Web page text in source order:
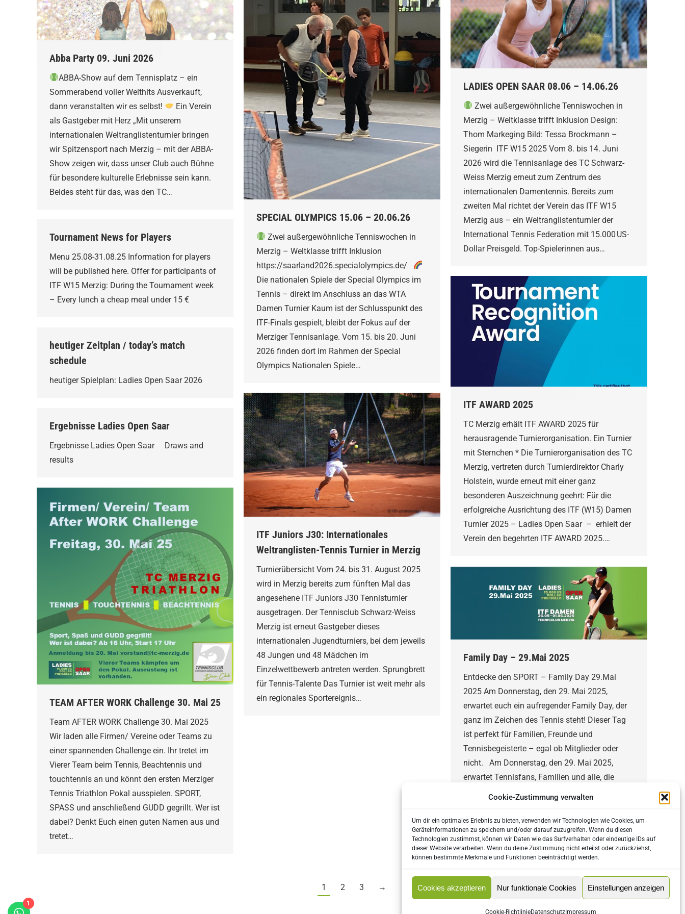
Cookie-Zustimmung verwalten
Um dir ein optimales Erlebnis zu bieten, verwenden wir Technologien wie Cookies, um
Geräteinformationen zu speichern und/oder darauf zuzugreifen. Wenn du diesen
Technologien zustimmst, können wir Daten wie das Surfverhalten oder eindeutige IDs auf
dieser Website verarbeiten. Wenn du deine Zustimmung nicht erteilst oder zurückziehst,
können bestimmte Merkmale und Funktionen beeinträchtigt werden.
Cookies akzeptieren Nur funktionale Cookies Einstellungen anzeigen
Cookie-RichtlinieDatenschutz Impressum
Abba Party 09. Juni 2026
ABBA-Show auf dem Tennisplatz – ein
Sommerabend voller Welthits Ausverkauft,
dann veranstalten wir es selbst!
Ein Verein
als Gastgeber mit Herz „Mit unserem
internationalen Weltranglistenturnier bringen
wir Spitzensport nach Merzig – mit der ABBA-
Show zeigen wir, dass unser Club auch Bühne
für besondere kulturelle Erlebnisse sein kann.
Beides steht für das, was den TC…
SPECIAL OLYMPICS 15.06 – 20.06.26
Zwei außergewöhnliche Tenniswochen in
Merzig – Weltklasse trifft Inklusion
https://saarland2026.specialolympics.de/
Die nationalen Spiele der Special Olympics im
Tennis – direkt im Anschluss an das WTA
Damen Turnier Kaum ist der Schlusspunkt des
ITF-Finals gespielt, bleibt der Fokus auf der
Merziger Tennisanlage. Vom 15. bis 20. Juni
2026 finden dort im Rahmen der Special
Olympics Nationalen Spiele…
LADIES OPEN SAAR 08.06 – 14.06.26
Zwei außergewöhnliche Tenniswochen in
Merzig – Weltklasse trifft Inklusion Design:
Thom Markeging Bild: Tessa Brockmann –
Siegerin ITF W15 2025 Vom 8. bis 14. Juni
2026 wird die Tennisanlage des TC Schwarz-
Weiss Merzig erneut zum Zentrum des
internationalen Damentennis. Bereits zum
zweiten Mal richtet der Verein das ITF W15
Merzig aus – ein Weltranglistenturnier der
International Tennis Federation mit 15.000 US-
Dollar Preisgeld. Top-Spielerinnen aus…
Tournament News for Players
Menu 25.08-31.08.25 Information for players
will be published here. Offer for participants of
ITF W15 Merzig: During the Tournament week
– Every lunch a cheap meal under 15 €
ITF AWARD 2025
TC Merzig erhält ITF AWARD 2025 für
herausragende Turnierorganisation. Ein Turnier
mit Sternchen * Die Turnierorganisation des TC
Merzig, vertreten durch Turnierdirektor Charly
Holstein, wurde erneut mit einer ganz
besonderen Auszeichnung geehrt: Für die
erfolgreiche Ausrichtung des ITF (W15) Damen
Turnier 2025 – Ladies Open Saar – erhielt der
Verein den begehrten ITF AWARD 2025.…
heutiger Zeitplan / today’s match
schedule
heutiger Spielplan: Ladies Open Saar 2026
ITF Juniors J30: Internationales
Weltranglisten-Tennis Turnier in Merzig
Turnierübersicht Vom 24. bis 31. August 2025
wird in Merzig bereits zum fünften Mal das
angesehene ITF Juniors J30 Tennisturnier
ausgetragen. Der Tennisclub Schwarz-Weiss
Merzig ist erneut Gastgeber dieses
internationalen Jugendturniers, bei dem jeweils
48 Jungen und 48 Mädchen im
Einzelwettbewerb antreten werden. Sprungbrett
für Tennis-Talente Das Turnier ist weit mehr als
ein regionales Sportereignis…
Ergebnisse Ladies Open Saar
Ergebnisse Ladies Open Saar Draws and
results
TEAM AFTER WORK Challenge 30. Mai 25
Team AFTER WORK Challenge 30. Mai 2025
Wir laden alle Firmen/ Vereine oder Teams zu
einer spannenden Challenge ein. Ihr tretet im
Vierer Team beim Tennis, Beachtennis und
touchtennis an und könnt den ersten Merziger
Tennis Triathlon Pokal ausspielen. SPORT,
SPASS und anschließend GUDD gegrillt. Wer ist
dabei? Denkt Euch einen guten Namen aus und
tretet…
Family Day – 29.Mai 2025
Entdecke den SPORT – Family Day 29.Mai
2025 Am Donnerstag, den 29. Mai 2025,
erwartet euch ein aufregender Family Day, der
ganz im Zeichen des Tennis steht! Dieser Tag
ist perfekt für Familien, Freunde und
Tennisbegeisterte – egal ob Mitglieder oder
nicht. Am Donnerstag, den 29. Mai 2025,
erwartet Tennisfans, Familien und alle, die
1 2 3 →
1